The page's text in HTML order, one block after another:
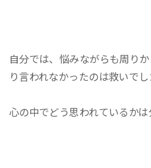
自分では、悩みながらも周り
り言われなかったのは救いでし
心の中でどう思われているかは